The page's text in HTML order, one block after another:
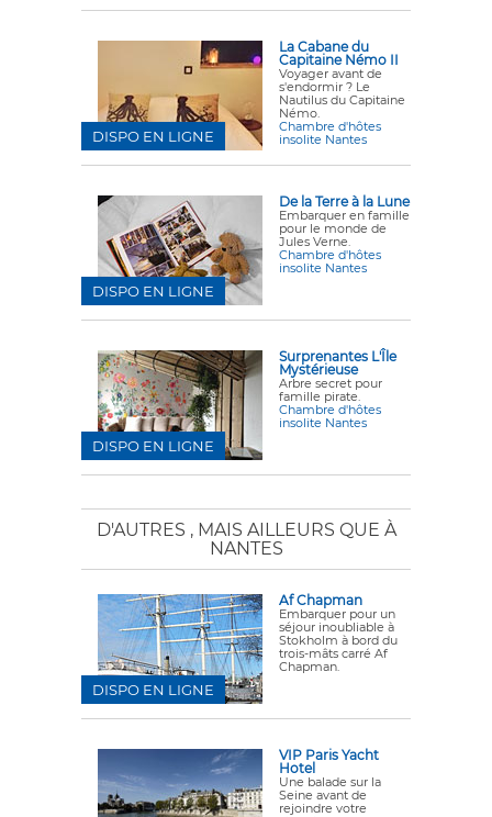
La Cabane du
Capitaine Némo II
Voyager avant de
s'endormir ? Le
Nautilus du Capitaine
Némo.
Chambre d'hôtes
insolite Nantes
DISPO EN LIGNE
De la Terre à la Lune
Embarquer en famille
pour le monde de
Jules Verne.
Chambre d'hôtes
insolite Nantes
DISPO EN LIGNE
Surprenantes L'Île
Mystérieuse
Arbre secret pour
famille pirate.
Chambre d'hôtes
insolite Nantes
DISPO EN LIGNE
D'AUTRES , MAIS AILLEURS QUE À
NANTES
Af Chapman
Embarquer pour un
séjour inoubliable à
Stokholm à bord du
trois-mâts carré Af
Chapman.
DISPO EN LIGNE
VIP Paris Yacht
Hotel
Une balade sur la
Seine avant de
rejoindre votre